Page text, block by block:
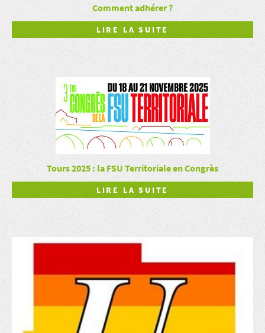
Comment adhérer ?
LIRE LA SUITE
Tours 2025 : la FSU Territoriale en Congrès
LIRE LA SUITE